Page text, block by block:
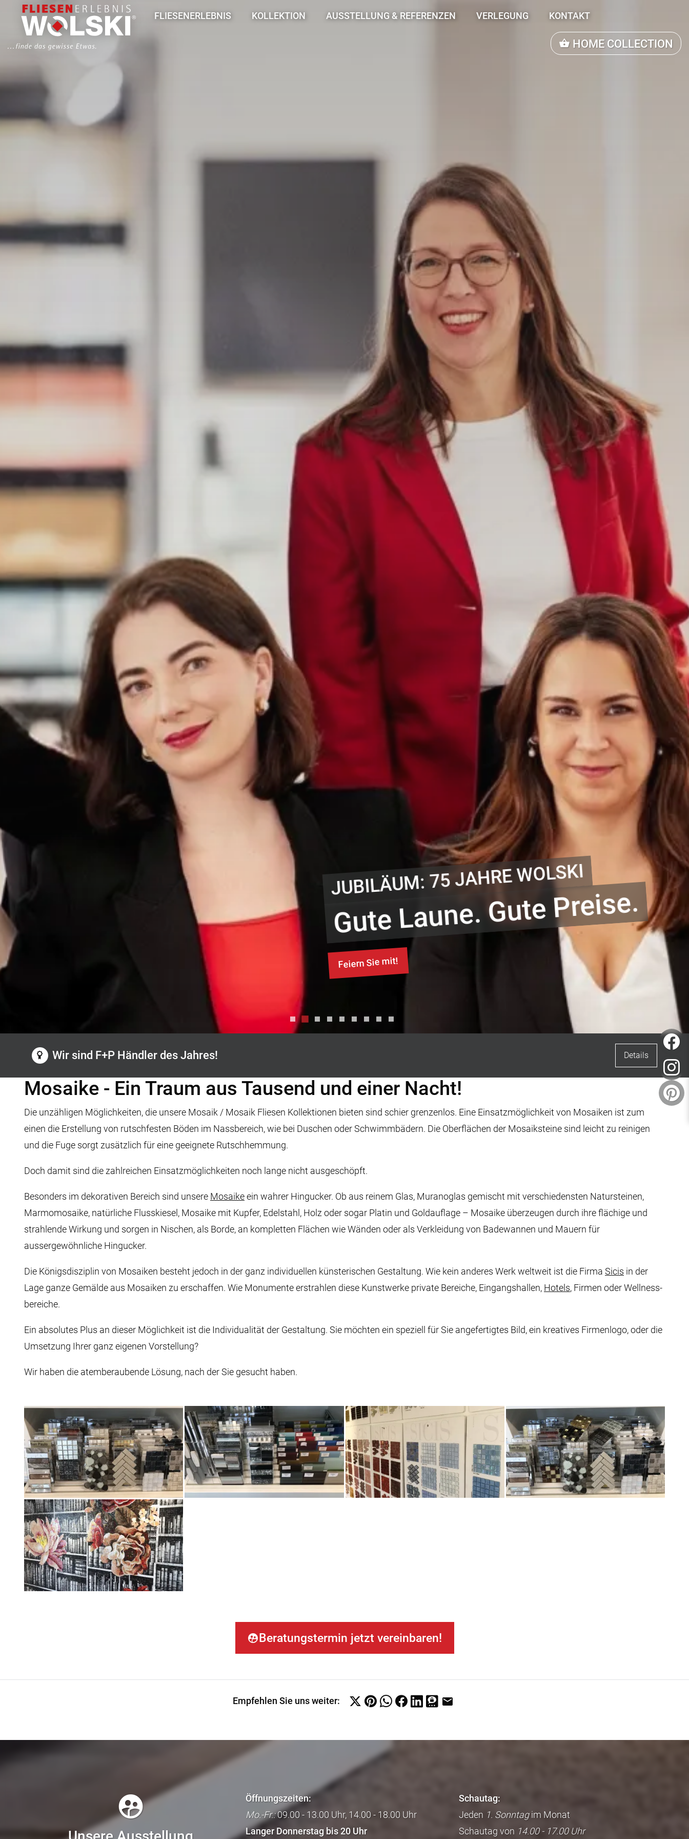
Direkt
FLIESENERLEBNIS
Für Architekten & Planer
KOLLEKTION
Home Collection
AUSSTELLUNG & REFERENZEN VERLEGUNG KONTAKT
HOME COLLECTION
INDIVIDUELLE BERATUNG
Besuchen Sie unsere
Wir sind F+P Händler des Jahres! Details
Mosaike - Ein Traum aus Tausend und einer Nacht!
Die unzähligen Möglichkeiten, die unsere Mosaik / Mosaik Fliesen Kollektionen bieten sind schier grenzenlos. Eine Einsatzmöglichkeit von Mosaiken ist zum
einen die Erstellung von rutschfesten Böden im Nassbereich, wie bei Duschen oder Schwimmbädern. Die Oberflächen der Mosaiksteine sind leicht zu reinigen
und die Fuge sorgt zusätzlich für eine geeignete Rutschhemmung.
Doch damit sind die zahlreichen Einsatzmöglichkeiten noch lange nicht ausgeschöpft.
Besonders im dekorativen Bereich sind unsere Mosaikeein wahrer Hingucker. Ob aus reinem Glas, Muranoglas gemischt mit verschiedensten Natursteinen,
Marmomosaike, natürliche Flusskiesel, Mosaike mit Kupfer, Edelstahl, Holz oder sogar Platin und Goldauflage – Mosaike überzeugen durch ihre flächige und
strahlende Wirkung und sorgen in Nischen, als Borde, an kompletten Flächen wie Wänden oder als Verkleidung von Badewannen und Mauern für
aussergewöhnliche Hingucker.
Die Königsdisziplin von Mosaiken besteht jedoch in der ganz individuellen künsterischen Gestaltung. Wie kein anderes Werk weltweit ist die Firma Sicis in der
Lage ganze Gemälde aus Mosaiken zu erschaffen. Wie Monumente erstrahlen diese Kunstwerke private Bereiche, Eingangshallen, Hotels, Firmen oder Wellness-
bereiche.
Ein absolutes Plus an dieser Möglichkeit ist die Individualität der Gestaltung. Sie möchten ein speziell für Sie angefertigtes Bild, ein kreatives Firmenlogo, oder die
Umsetzung Ihrer ganz eigenen Vorstellung?
Wir haben die atemberaubende Lösung, nach der Sie gesucht haben.
Beratungstermin jetzt vereinbaren!
Empfehlen Sie uns weiter:
Öffnungszeiten:
Mo.-Fr.:09.00 - 13.00 Uhr, 14.00 - 18.00 Uhr
Langer Donnerstag bis 20 Uhr
Schautag:
Jeden 1. Sonntagim Monat
Schautag von 14.00 - 17.00 Uhr